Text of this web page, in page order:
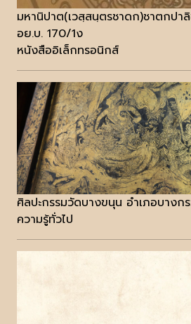
มหานิปาต(เวสฺสนฺตรชาดก)ชาตกป
อย.บ. 170/1ง
หนังสืออิเล็กทรอนิกส์
ศิลปะกรรมวัดบางขนุน อำเภอบาง
ความรู้ทั่วไป